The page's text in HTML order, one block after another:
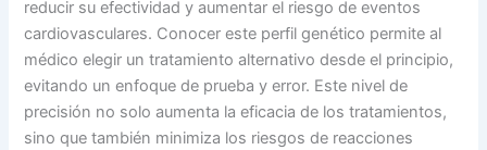
reducir su efectividad y aumentar el riesgo de eventos
cardiovasculares. Conocer este perfil genético permite al
médico elegir un tratamiento alternativo desde el principio,
evitando un enfoque de prueba y error. Este nivel de
precisión no solo aumenta la eficacia de los tratamientos,
sino que también minimiza los riesgos de reacciones